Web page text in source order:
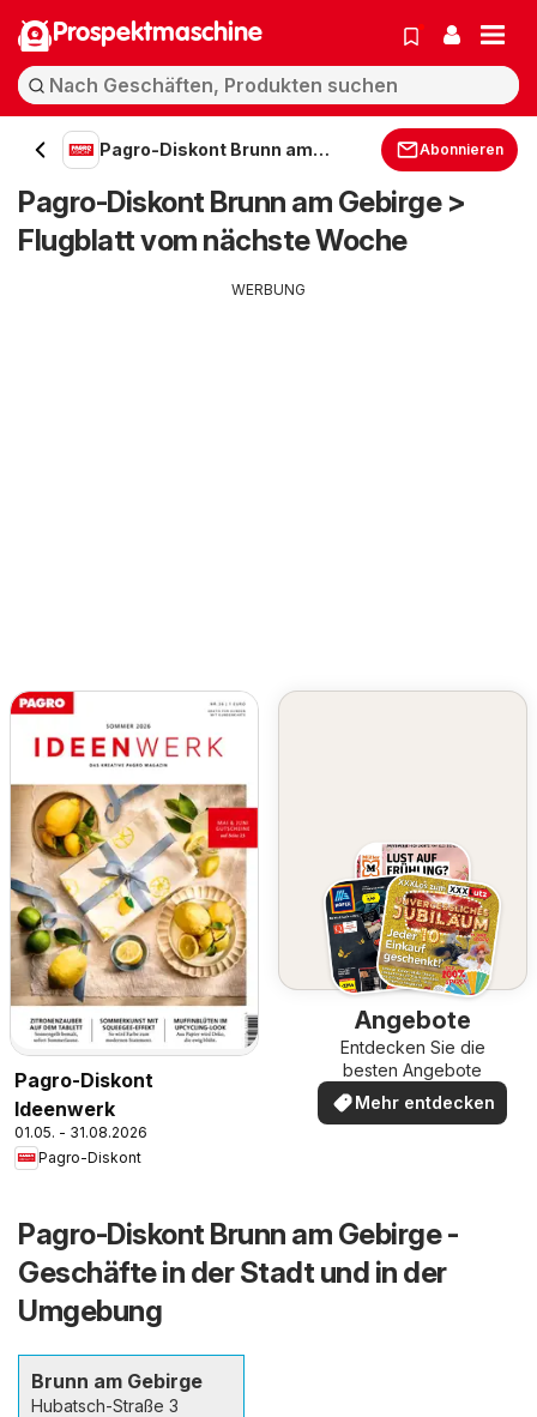
Prospektmaschine
Pagro-Diskont Brunn am
Abonnieren
Pagro-Diskont Brunn am Gebirge >
Flugblatt vom nächste Woche
WERBUNG
Pagro-Diskont
Ideenwerk
01.05. - 31.08.2026
Pagro-Diskont
Angebote
Entdecken Sie die
besten Angebote
Mehr entdecken
Pagro-Diskont Brunn am Gebirge -
Geschäfte in der Stadt und in der
Umgebung
Brunn am Gebirge
Hubatsch-Straße 3